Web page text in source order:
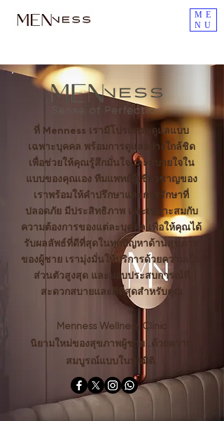
ME
NU
ที่ Menness เรามีโปรแกรมดูแลแบบ
เฉพาะบุคคล พร้อมการดูแลอย่างใกล้ชิด
เพื่อช่วยให้คุณรู้สึกมั่นใจและสบายใจใน
แบบของคุณเอง ทีมแพทย์ผู้เชี่ยวชาญของ
เราพร้อมให้คำปรึกษาและการรักษาที่
ปลอดภัย มีประสิทธิภาพ และเหมาะสมกับ
ความต้องการของแต่ละบุคคล เพื่อให้คุณได้
รับผลลัพธ์ที่ดีที่สุดในทุกปัญหาด้านสุขภาพ
ของผู้ชาย เรามุ่งมั่นให้บริการด้วยความเป็น
ส่วนตัวสูงสุด และมอบประสบการณ์ที่
สะดวกสบายและดีที่สุดสำหรับคุณ
Menness Wellness Clinic
นิยามใหม่ของสุขภาพผู้ชาย...ด้วยความ
สมบูรณ์แบบในทุกมิติ.